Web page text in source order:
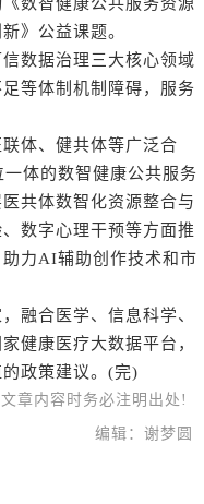
》公益课题。
数据治理三大核心领域
等体制机制障碍，服务
体、健共体等广泛合
体的数智健康公共服务
共体数智化资源整合与
数字心理干预等方面推
力AI辅助创作技术和市
融合医学、信息科学、
健康医疗大数据平台，
政策建议。(完)
文章内容时务必注明出处!
编辑：谢梦圆